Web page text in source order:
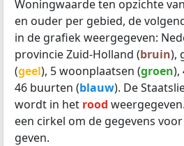
Woningwaarde ten opzichte
en ouder per gebied, de
in de grafiek weergegeven:
provincie Zuid-Holland (bruin),
(geel), 5 woonplaatsen (groen),
46 buurten (blauw). De
wordt in het rood
een cirkel om de gegevens
geven.